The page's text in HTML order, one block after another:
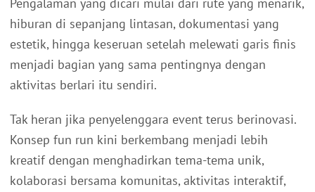
Pengalaman yang dicari mulai dari rute yang menarik,
hiburan di sepanjang lintasan, dokumentasi yang
estetik, hingga keseruan setelah melewati garis finis
menjadi bagian yang sama pentingnya dengan
aktivitas berlari itu sendiri.
Tak heran jika penyelenggara event terus berinovasi.
Konsep fun run kini berkembang menjadi lebih
kreatif dengan menghadirkan tema-tema unik,
kolaborasi bersama komunitas, aktivitas interaktif,